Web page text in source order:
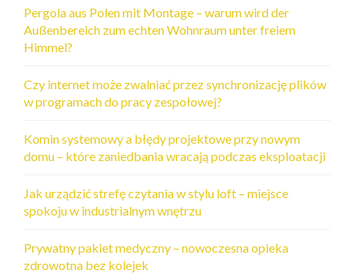
Pergola aus Polen mit Montage – warum wird der
Außenbereich zum echten Wohnraum unter freiem
Himmel?
Czy internet może zwalniać przez synchronizację plików
w programach do pracy zespołowej?
Komin systemowy a błędy projektowe przy nowym
domu – które zaniedbania wracają podczas eksploatacji
Jak urządzić strefę czytania w stylu loft – miejsce
spokoju w industrialnym wnętrzu
Prywatny pakiet medyczny – nowoczesna opieka
zdrowotna bez kolejek